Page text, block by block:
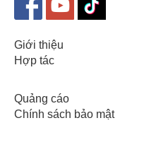
Giới thiệu
Hợp tác
Quảng cáo
Chính sách bảo mật